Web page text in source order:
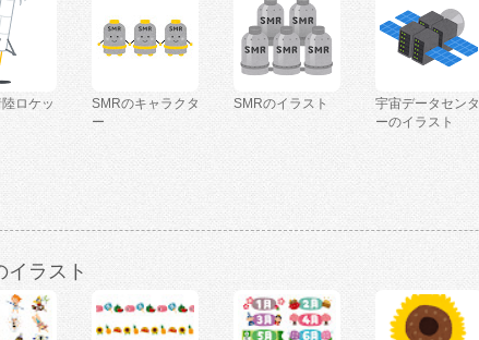
ロケッ
SMRのキャラクタ
ー
SMRのイラスト
宇宙データセンタ
ーのイラスト
イラスト